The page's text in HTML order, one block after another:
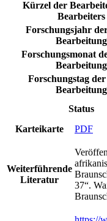
Kürzel der
Bearbeiters
Forschungsjahr
Bearbeitung
Forschungsmonat
Bearbeitung
Forschungstag
Bearbeitung
Status
Karteikarte
PDF
Weiterführende
Literatur
37“.